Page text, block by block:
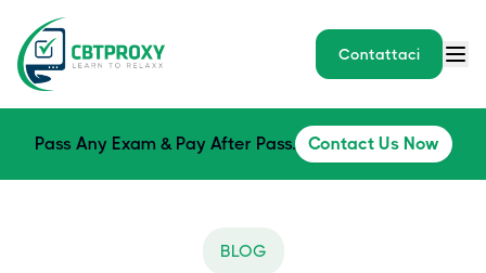
Contattaci
Pass Any Exam & Pay After Pass. Contact Us Now
BLOG